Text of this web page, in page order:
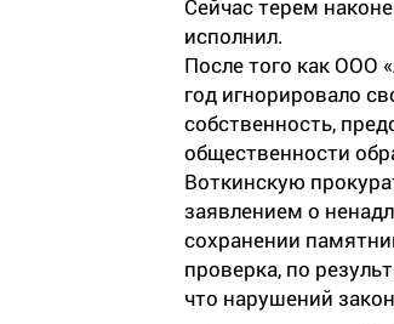
Сейчас терем
исполнил.
После того как ООО
год игнорировало
собственность,
общественности
Воткинскую
заявлением о
сохранении
проверка, по
что нарушений